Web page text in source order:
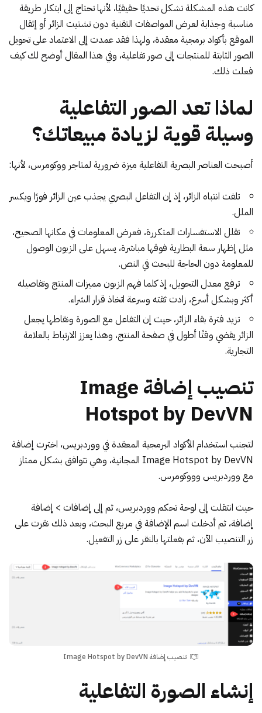
كانت هذه المشكلة تشكل تحديًا حقيقيًا، لأنها تحتاج إلى ابتكار طريقة
مناسبة وجذابة لعرض المواصفات التقنية دون تشتيت الزائر أو إثقال
الموقع بأكواد برمجية معقدة، ولهذا فقد عمدت إلى الاعتماد على تحويل
الصور الثابتة للمنتجات إلى صور تفاعلية، وفي هذا المقال أوضح لك كيف
فعلت ذلك.
لماذا تعد الصور التفاعلية
وسيلة قوية لزيادة مبيعاتك؟
أصبحت العناصر البصرية التفاعلية ميزة ضرورية لمتاجر ووكومرس، لأنها:
تلفت انتباه الزائر، إذ إن التفاعل البصري يجذب عين الزائر فورًا ويكسر
الملل.
تقلل الاستفسارات المتكررة، فعرض المعلومات في مكانها الصحيح،
مثل إظهار سعة البطارية فوقها مباشرة، يسهل على الزبون الوصول
للمعلومة دون الحاجة للبحث في النص.
ترفع معدل التحويل، إذ كلما فهم الزبون مميزات المنتج وتفاصيله
أكثر وبشكل أسرع، زادت ثقته وسرعة اتخاذ قرار الشراء.
تزيد فترة بقاء الزائر، حيث إن التفاعل مع الصورة ونقاطها يجعل
الزائر يقضي وقتًا أطول في صفحة المنتج، وهذا يعزز الارتباط بالعلامة
التجارية.
تنصيب إضافة Image
Hotspot by DevVN
لتجنب استخدام الأكواد البرمجية المعقدة في ووردبريس، اخترت إضافة
Image Hotspot by DevVN المجانية، وهي تتوافق بشكل ممتاز
مع ووردبريس وووكومرس.
حيث انتقلت إلى لوحة تحكم ووردبريس، ثم إلى إضافات > إضافة
إضافة، ثم أدخلت اسم الإضافة في مربع البحث، وبعد ذلك نقرت على
زر التنصيب الآن، ثم بفعلتها بالنقر على زر التفعيل.
تنصيب إضافة Image Hotspot by DevVN
إنشاء الصورة التفاعلية